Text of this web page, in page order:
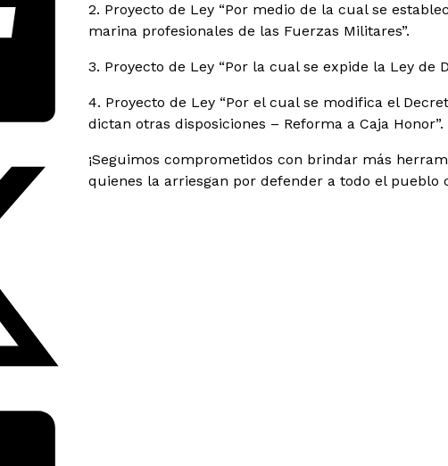
2. Proyecto de Ley “Por medio de la cual se
marina profesionales de las Fuerzas Militares”.
3. Proyecto de Ley “Por la cual se expide la Ley de
4. Proyecto de Ley “Por el cual se modifica el
dictan otras disposiciones – Reforma a Caja Honor”.
¡Seguimos comprometidos con brindar más
quienes la arriesgan por defender a todo el pueblo